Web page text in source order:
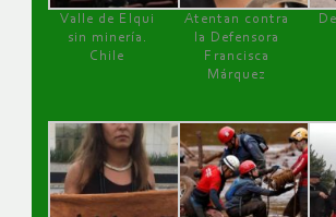
Valle de Elqui
sin minería.
Chile
Atentan contra
la Defensora
Francisca
Márquez